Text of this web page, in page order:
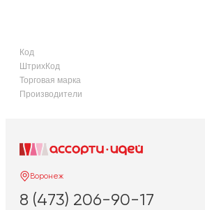
Код
ШтрихКод
Торговая марка
Производители
Воронеж
8 (473) 206-90-17